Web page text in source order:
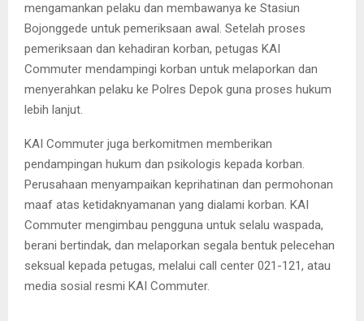
mengamankan pelaku dan membawanya ke Stasiun
Bojonggede untuk pemeriksaan awal. Setelah proses
pemeriksaan dan kehadiran korban, petugas KAI
Commuter mendampingi korban untuk melaporkan dan
menyerahkan pelaku ke Polres Depok guna proses hukum
lebih lanjut.
KAI Commuter juga berkomitmen memberikan
pendampingan hukum dan psikologis kepada korban.
Perusahaan menyampaikan keprihatinan dan permohonan
maaf atas ketidaknyamanan yang dialami korban. KAI
Commuter mengimbau pengguna untuk selalu waspada,
berani bertindak, dan melaporkan segala bentuk pelecehan
seksual kepada petugas, melalui call center 021-121, atau
media sosial resmi KAI Commuter.